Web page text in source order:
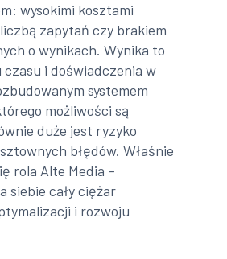
wysokimi kosztami
zapytań czy brakiem
o wynikach. Wynika to
i doświadczenia w
systemem
możliwości są
duże jest ryzyko
błędów. Właśnie
rola Alte Media –
siebie cały ciężar
i rozwoju